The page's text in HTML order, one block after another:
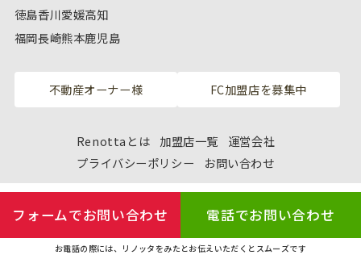
フォームでお問い合わせ 電話でお問い合わせ
お電話の際には、リノッタをみたとお伝えいただくとスムーズです
徳島香川愛媛高知
福岡長崎熊本鹿児島
不動産オーナー様 FC加盟店を募集中
Renottaとは 加盟店一覧
運営会社
プライバシーポリシー
お問い合わせ